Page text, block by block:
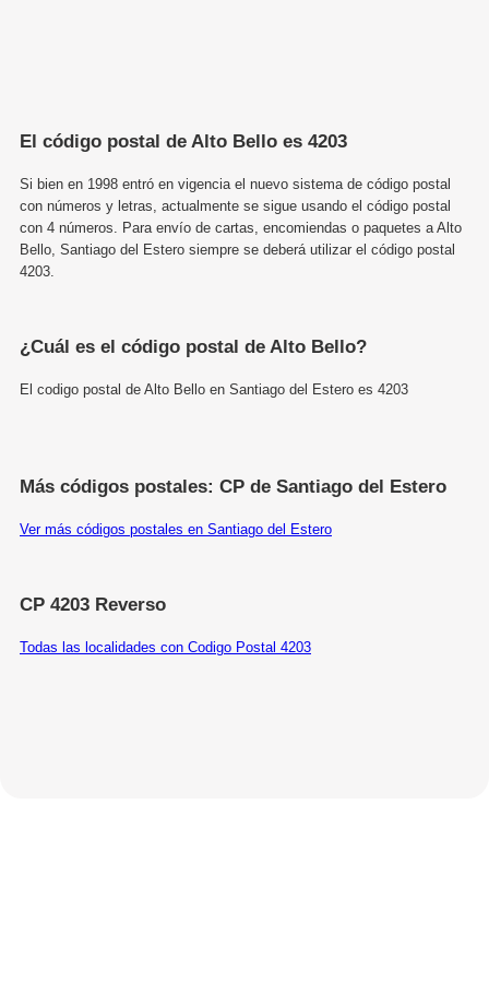
El código postal de Alto Bello es 4203
Si bien en 1998 entró en vigencia el nuevo sistema de código postal
con números y letras, actualmente se sigue usando el código postal
con 4 números. Para envío de cartas, encomiendas o paquetes a Alto
Bello, Santiago del Estero siempre se deberá utilizar el código postal
4203.
¿Cuál es el código postal de Alto Bello?
El codigo postal de Alto Bello en Santiago del Estero es 4203
Más códigos postales: CP de Santiago del Estero
Ver más códigos postales en Santiago del Estero
CP 4203 Reverso
Todas las localidades con Codigo Postal 4203